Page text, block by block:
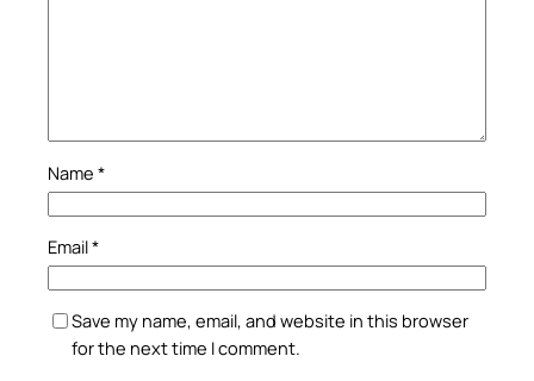
Name *
Email*
Save my name, email, and website in this browser
for the next time I comment.